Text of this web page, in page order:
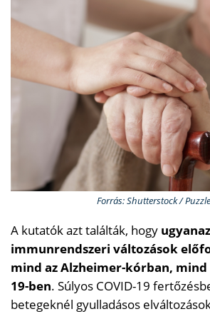
Forrás: Shutterstock /
A kutatók azt találták, hogy
immunrendszeri változások
mind az Alzheimer-kórban, mind
19-ben. Súlyos COVID-19
betegeknél gyulladásos